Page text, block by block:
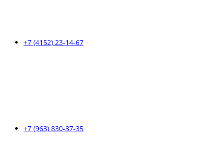
+7 (4152) 23-14-67
+7 (963) 830-37-35